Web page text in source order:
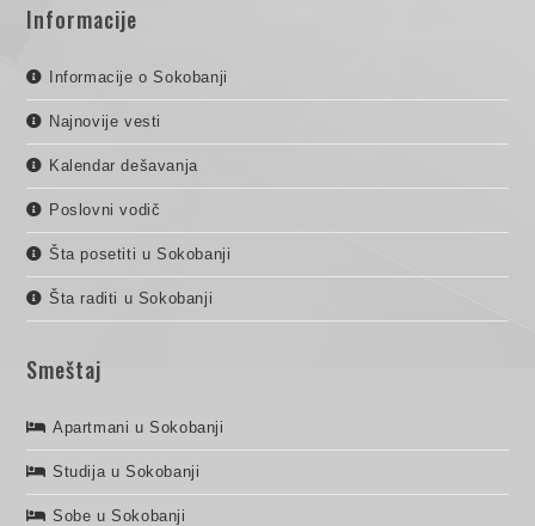
Informacije
Informacije o Sokobanji
Najnovije vesti
Kalendar dešavanja
Poslovni vodič
Šta posetiti u Sokobanji
Šta raditi u Sokobanji
Smeštaj
Apartmani u Sokobanji
Studija u Sokobanji
Sobe u Sokobanji